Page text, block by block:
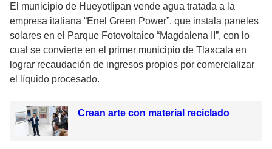
El municipio de Hueyotlipan vende agua tratada a la
empresa italiana “Enel Green Power”, que instala paneles
solares en el Parque Fotovoltaico “Magdalena II”, con lo
cual se convierte en el primer municipio de Tlaxcala en
lograr recaudación de ingresos propios por comercializar
el líquido procesado.
Crean arte con material reciclado